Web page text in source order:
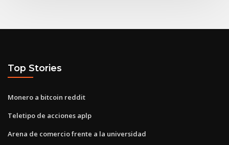
Top Stories
Monero a bitcoin reddit
Teletipo de acciones aplp
Arena de comercio frente a la universidad